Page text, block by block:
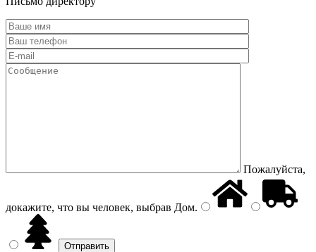
Пожалуйста,
докажите, что вы человек, выбрав Дом.